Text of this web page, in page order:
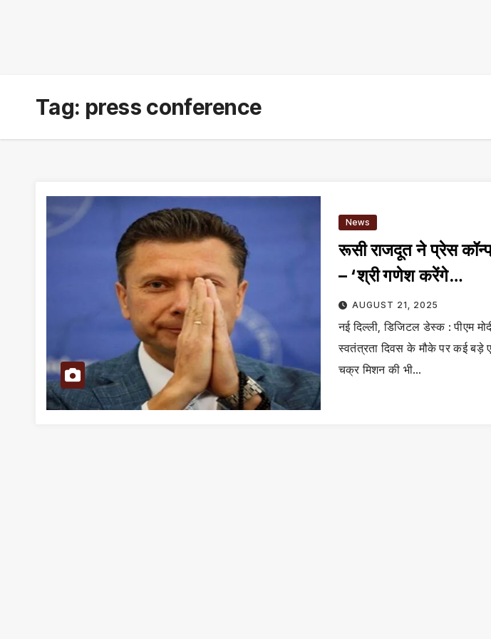
Tag: press conference
News
रूसी राजदूत ने प्रेस
– ‘श्री गणेश करेंगे…
AUGUST 21, 2025
नई दिल्ली, डिजिटल डेस्क : पीएम
स्वतंत्रता दिवस के मौके पर कई बड़े
चक्र मिशन की भी…